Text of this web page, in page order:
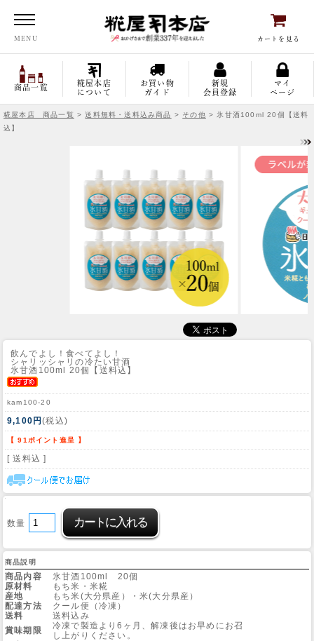
MENU カートを見る
商品一覧
糀屋本店
について
お買い物
ガイド
新規
会員登録
マイ
ページ
糀屋本店 商品一覧 >送料無料・送料込み商品 > その他 > 氷甘酒100ml 20個【送料
込】
飲んでよし！食べてよし！
シャリッシャリの冷たい甘酒
氷甘酒100ml 20個【送料込】
kam100-20
9,100円(税込)
【 91ポイント進呈 】
[ 送料込 ]
数量
商品説明
商品内容
氷甘酒100ml 20個
原材料
もち米・米糀
産地
もち米(大分県産）・米(大分県産）
配達方法
クール便（冷凍）
送料
送料込み
賞味期限
冷凍で製造より6ヶ月、解凍後はお早めにお召
し上がりください。